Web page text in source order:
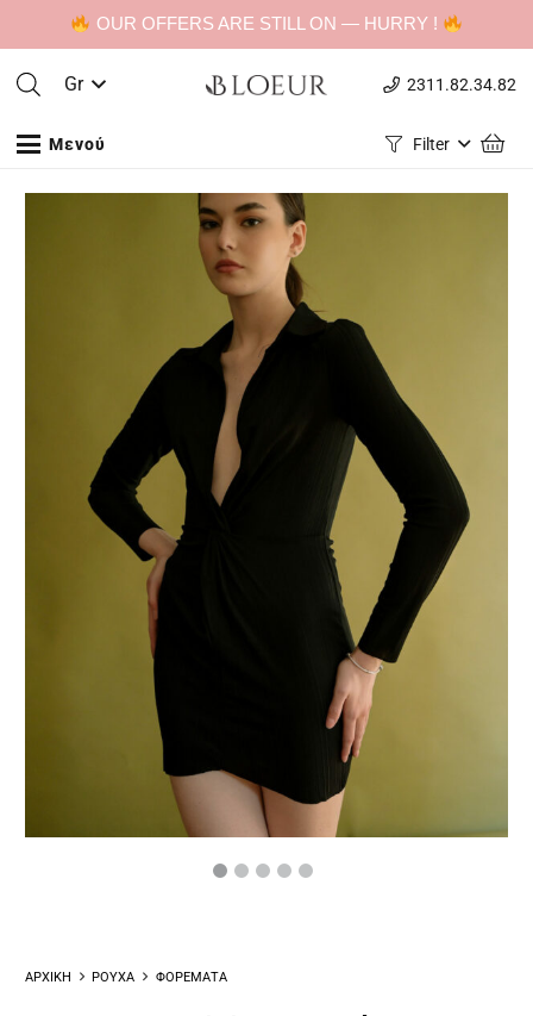
OUR OFFERS ARE STILL ON — HURRY !
Gr 2311.82.34.82
Μενού Filter
ΑΡΧΙΚΗ ΡΟΥΧΑ ΦΟΡΕΜΑΤΑ